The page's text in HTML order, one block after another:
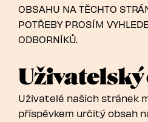
OBSAHU NA TĚCHTO
POTŘEBY PROSÍM
ODBORNÍKŮ.
Uživatelé našich stránek
příspěvkem určitý obsah